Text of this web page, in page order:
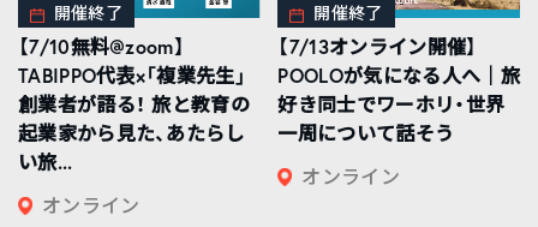
開催終了
【7/10無料@zoom】
TABIPPO代表×「複業先生」
創業者が語る！ 旅と教育の
起業家から見た、あたらし
い旅...
オンライン
開催終了
【7/13オンライン開催】
POOLOが気になる人へ｜旅
好き同士でワーホリ・世界
一周について話そう
オンライン